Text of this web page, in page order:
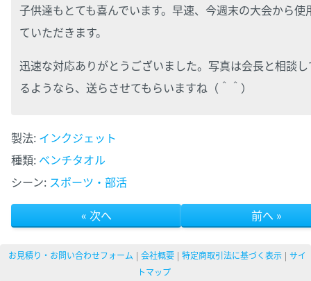
子供達もとても喜んでいます。早速、今週末の大会から使
ていただきます。
迅速な対応ありがとうございました。写真は会長と相談
るようなら、送らさせてもらいますね（＾＾）
製法: インクジェット
種類: ベンチタオル
シーン: スポーツ・部活
« 次へ
前へ »
お見積り・お問い合わせフォーム 会社概要 特定商取引法に基づく表示
サイ
トマップ